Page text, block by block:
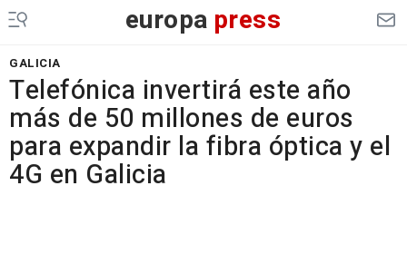
europa press
GALICIA
Telefónica invertirá este año
más de 50 millones de euros
para expandir la fibra óptica y el
4G en Galicia